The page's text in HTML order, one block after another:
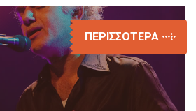
ΠΕΡΙΣΣΟΤΕΡΑ